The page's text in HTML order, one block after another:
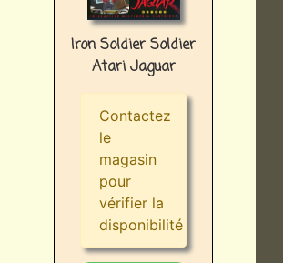
Iron Soldier Soldier
Atari Jaguar
Contactez
le
magasin
pour
vérifier la
disponibilité